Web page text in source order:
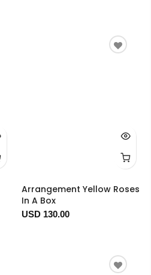
Arrangement Yellow Roses
In A Box
USD 130.00